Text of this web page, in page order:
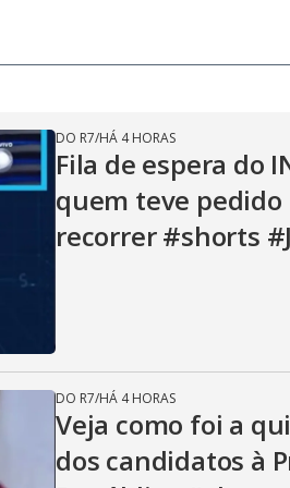
y
V
i
d
e
DO R7/HÁ 4 HORAS
Fila de espera do
quem teve pedido
recorrer #shorts
DO R7/HÁ 4 HORAS
Veja como foi a
dos candidatos à